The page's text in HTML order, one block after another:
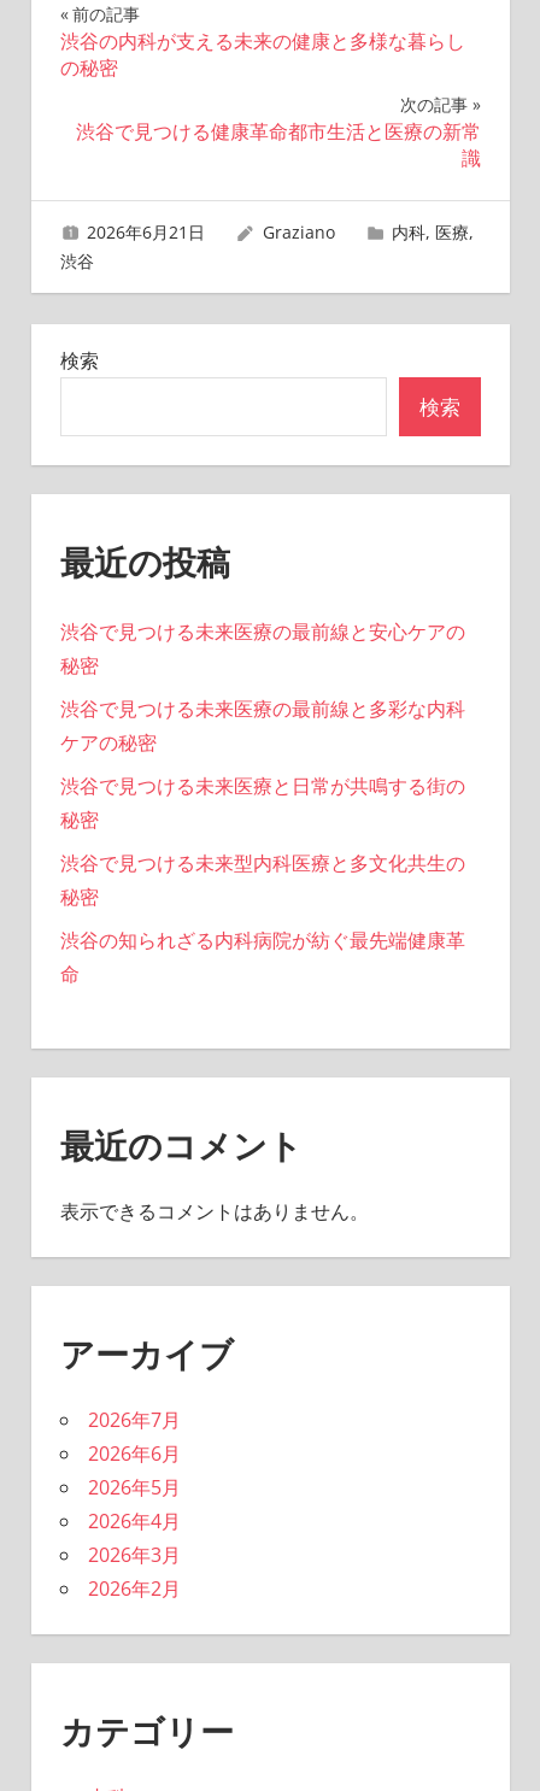
投
稿
ナ
ゲ
ー
シ
ョ
前の記事
渋谷の内科が支える未来の健康と多様な暮らし
の秘密
次の記事
渋谷で見つける健康革命都市生活と医療の新常
識
2026年6月21日 Graziano 内科, 医療,
渋谷
検索
検索
最近の投稿
渋谷で見つける未来医療の最前線と安心ケアの
秘密
渋谷で見つける未来医療の最前線と多彩な内科
ケアの秘密
渋谷で見つける未来医療と日常が共鳴する街の
秘密
渋谷で見つける未来型内科医療と多文化共生の
秘密
渋谷の知られざる内科病院が紡ぐ最先端健康革
命
最近のコメント
表示できるコメントはありません。
アーカイブ
2026年7月
2026年6月
2026年5月
2026年4月
2026年3月
2026年2月
カテゴリー